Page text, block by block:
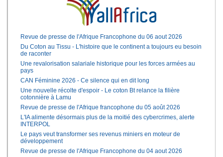
Revue de presse de l'Afrique Francophone du 06 aout 2026
Du Coton au Tissu - L'histoire que le continent a toujours eu besoin
de raconter
Une revalorisation salariale historique pour les forces armées au
pays
CAN Féminine 2026 - Ce silence qui en dit long
Une nouvelle récolte d'espoir - Le coton Bt relance la filière
cotonnière à Lamu
Revue de presse de l'Afrique francophone du 05 août 2026
L'IA alimente désormais plus de la moitié des cybercrimes, alerte
INTERPOL
Le pays veut transformer ses revenus miniers en moteur de
développement
Revue de presse de l'Afrique Francophone du 04 aout 2026